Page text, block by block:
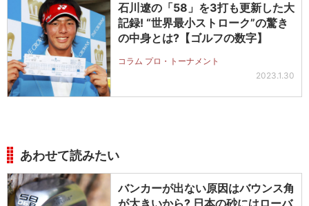
石川遼の「58」を3打も更新した大
記録! “世界最小ストローク”の驚き
の中身とは?【ゴルフの数字】
コラム プロ・トーナメント
2023.1.30
あわせて読みたい
バンカーが出ない原因はバウンス角